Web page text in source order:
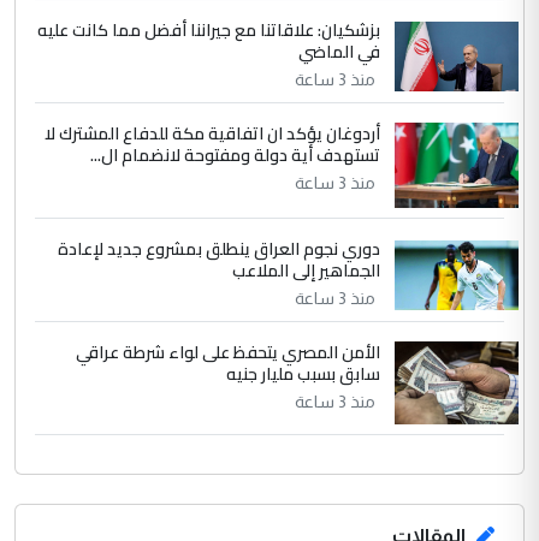
الموضوع :
الجواهري يرد على صدام حسين سل
مضجعيك يابن الزنا (نص كامل)
بزشكيان: علاقاتنا مع جيراننا أفضل مما كانت عليه
في الماضي
منذ 3 ساعة
أردوغان يؤكد ان اتفاقية مكة للدفاع المشترك لا
تستهدف أية دولة ومفتوحة لانضمام ال...
منذ 3 ساعة
دوري نجوم العراق ينطلق بمشروع جديد لإعادة
الجماهير إلى الملاعب
منذ 3 ساعة
الأمن المصري يتحفظ على لواء شرطة عراقي
سابق بسبب مليار جنيه
منذ 3 ساعة
المقالات